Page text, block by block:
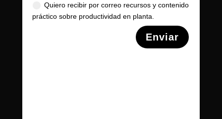
Quiero recibir por correo recursos y contenido
práctico sobre productividad en planta.
Enviar